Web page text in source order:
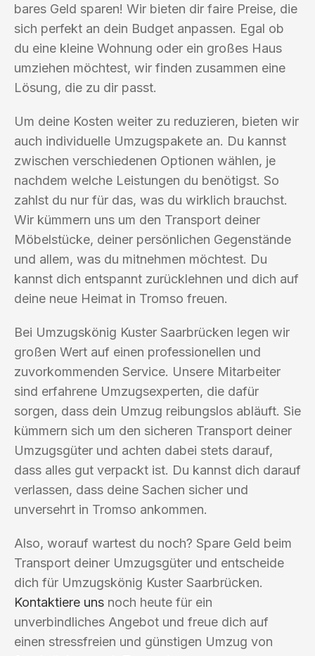
bares Geld sparen! Wir bieten dir faire Preise, die
sich perfekt an dein Budget anpassen. Egal ob
du eine kleine Wohnung oder ein großes Haus
umziehen möchtest, wir finden zusammen eine
Lösung, die zu dir passt.
Um deine Kosten weiter zu reduzieren, bieten wir
auch individuelle Umzugspakete an. Du kannst
zwischen verschiedenen Optionen wählen, je
nachdem welche Leistungen du benötigst. So
zahlst du nur für das, was du wirklich brauchst.
Wir kümmern uns um den Transport deiner
Möbelstücke, deiner persönlichen Gegenstände
und allem, was du mitnehmen möchtest. Du
kannst dich entspannt zurücklehnen und dich auf
deine neue Heimat in Tromso freuen.
Bei Umzugskönig Kuster Saarbrücken legen wir
großen Wert auf einen professionellen und
zuvorkommenden Service. Unsere Mitarbeiter
sind erfahrene Umzugsexperten, die dafür
sorgen, dass dein Umzug reibungslos abläuft. Sie
kümmern sich um den sicheren Transport deiner
Umzugsgüter und achten dabei stets darauf,
dass alles gut verpackt ist. Du kannst dich darauf
verlassen, dass deine Sachen sicher und
unversehrt in Tromso ankommen.
Also, worauf wartest du noch? Spare Geld beim
Transport deiner Umzugsgüter und entscheide
dich für Umzugskönig Kuster Saarbrücken.
Kontaktiere uns noch heute für ein
unverbindliches Angebot und freue dich auf
einen stressfreien und günstigen Umzug von